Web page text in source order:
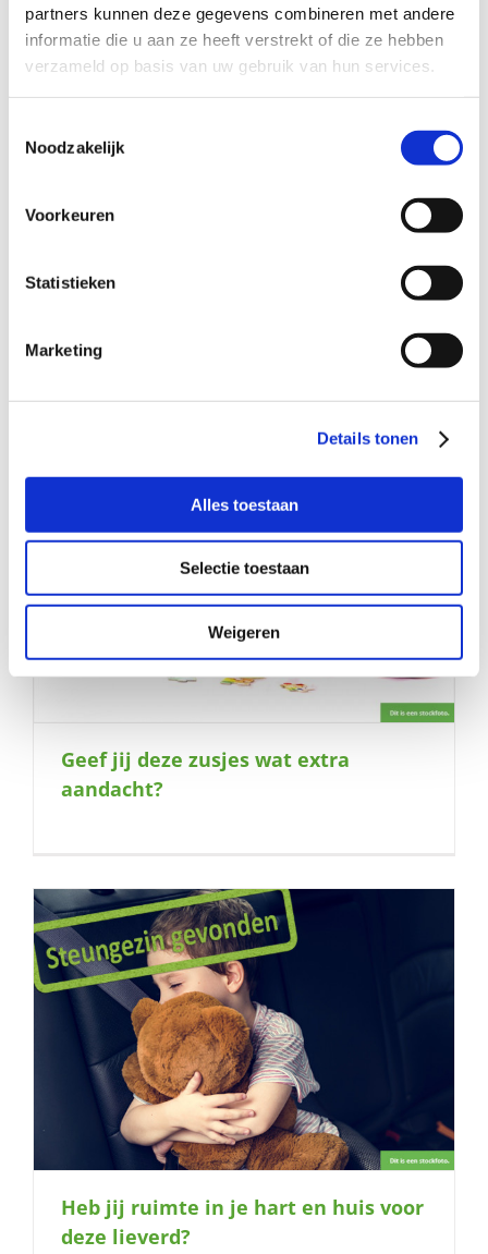
partners kunnen deze gegevens combineren met andere
informatie die u aan ze heeft verstrekt of die ze hebben
verzameld op basis van uw gebruik van hun services.
Noodzakelijk
Voorkeuren
Statistieken
Marketing
Details tonen
Alles toestaan
Selectie toestaan
Weigeren
Mag ik bij jou komen spelen?
Geef jij deze zusjes wat extra
aandacht?
Heb jij ruimte in je hart en huis voor
deze lieverd?